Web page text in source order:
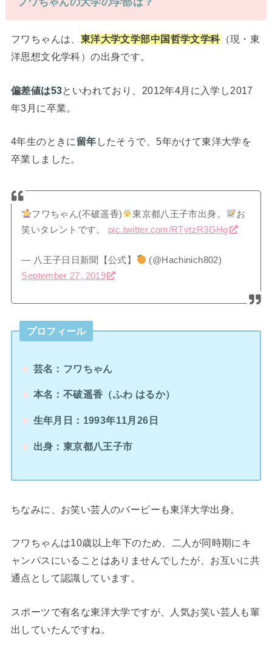
フワちゃんは、 東洋大学文学部中国哲学文学科（現・東
洋思想文化学科）の出身です。
偏差値は53といわれており、2012年4月に入学し2017
年3月に卒業。
4年生のときに 留年 したそうで、5年かけて東洋大学を
卒業しました。
フワちゃん(不破遥香) 東京都八王子市出身。
お
笑いタレントです。 pic.twitter.com/RTvtzR3GHg
— 八王子日日新聞【公式】
(@Hachinich802)
September 27, 2019
プロフィール
芸名：フワちゃん
本名：不破遥香（ふわ はるか）
生年月日：1993年11月26日
出身：東京都八王子市
ちなみに、お笑い芸人のバービーも東洋大学出身。
フワちゃんは10歳以上年下のため、二人が同時期にキ
ャンパスにいることはありませんでしたが、お互いに共
通点として認識しています。
スポーツで有名な東洋大学ですが、人気お笑い芸人も輩
出していたんですね。